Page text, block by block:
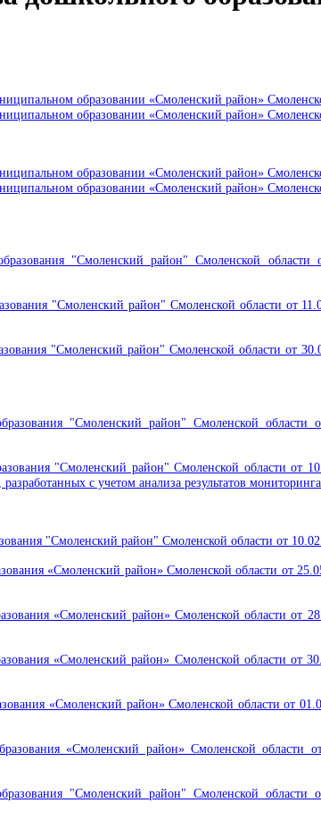
образовании «Смоленский район»
образовании «Смоленский район»
образовании «Смоленский район»
образовании «Смоленский район»
"Смоленский район" Смоленской
"Смоленский район" Смоленской области от
"Смоленский район" Смоленской области от
"Смоленский район" Смоленской
"Смоленский район" Смоленской области
с учетом анализа результатов
"Смоленский район" Смоленской области от
«Смоленский район» Смоленской области от
«Смоленский район» Смоленской области от
«Смоленский район» Смоленской области от
«Смоленский район» Смоленской области от
«Смоленский район» Смоленской
"Смоленский район" Смоленской